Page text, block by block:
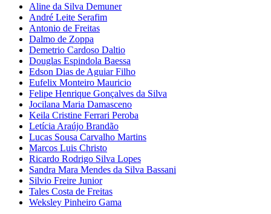
Aline da Silva Demuner
André Leite Serafim
Antonio de Freitas
Dalmo de Zoppa
Demetrio Cardoso Daltio
Douglas Espindola Baessa
Edson Dias de Aguiar Filho
Eufelix Monteiro Mauricio
Felipe Henrique Gonçalves da Silva
Jocilana Maria Damasceno
Keila Cristine Ferrari Peroba
Letícia Araújo Brandão
Lucas Sousa Carvalho Martins
Marcos Luis Christo
Ricardo Rodrigo Silva Lopes
Sandra Mara Mendes da Silva Bassani
Silvio Freire Junior
Tales Costa de Freitas
Weksley Pinheiro Gama